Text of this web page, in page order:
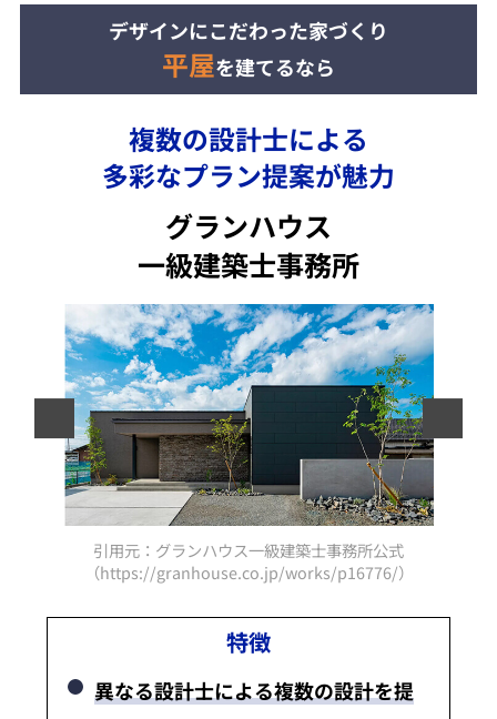
デザインにこだわった家づくり
平屋を建てるなら
複数の設計士による
多彩なプラン提案が魅力
グランハウス
一級建築士事務所
引用元：グランハウス一級建築士事務所公式
（https://granhouse.co.jp/works/p16776/）
特徴
異なる設計士による複数の設計を提